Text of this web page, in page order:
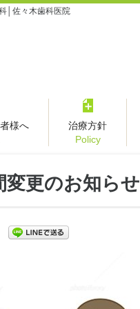
│佐々木歯科医院
様へ
治療方針
Policy
変更のお知らせ